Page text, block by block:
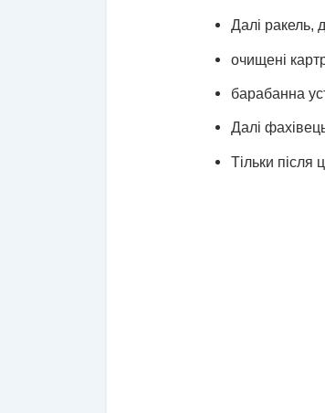
Далі ракель,
очищені
барабанна
Далі
Тільки після